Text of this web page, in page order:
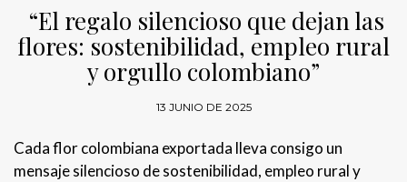
“El regalo silencioso que dejan las
flores: sostenibilidad, empleo rural
y orgullo colombiano”
13 JUNIO DE 2025
Cada flor colombiana exportada lleva consigo un
mensaje silencioso de sostenibilidad, empleo rural y